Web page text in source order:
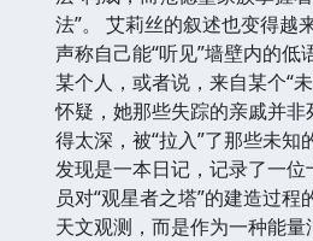
法”。 艾莉丝的叙述也变得越
声称自己能“听见”墙壁内的低
某个人，或者说，来自某个“
怀疑，她那些失踪的亲戚并
得太深，被“拉入”了那些未知
发现是一本日记，记录了一
员对“观星者之塔”的建造过
天文观测，而是作为一种能